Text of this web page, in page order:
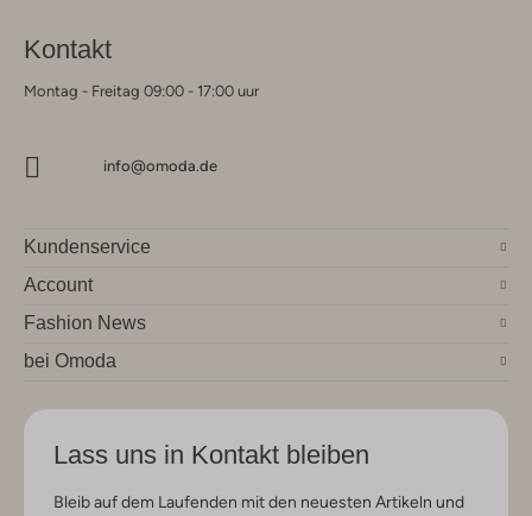
Kontakt
Montag - Freitag 09:00 - 17:00 uur
info@omoda.de
Kundenservice
Account
Fashion News
bei Omoda
Lass uns in Kontakt bleiben
Bleib auf dem Laufenden mit den neuesten Artikeln und